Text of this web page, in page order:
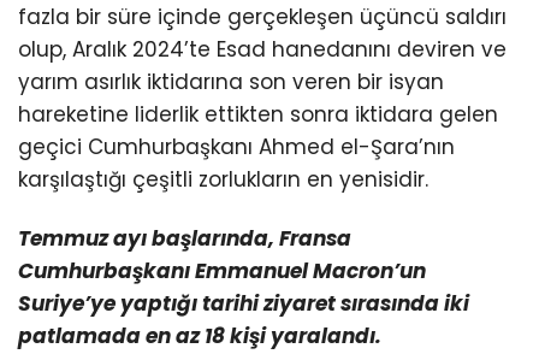
fazla bir süre içinde gerçekleşen üçüncü saldırı
olup, Aralık 2024’te Esad hanedanını deviren ve
yarım asırlık iktidarına son veren bir isyan
hareketine liderlik ettikten sonra iktidara gelen
geçici Cumhurbaşkanı Ahmed el-Şara’nın
karşılaştığı çeşitli zorlukların en yenisidir.
Temmuz ayı başlarında, Fransa
Cumhurbaşkanı Emmanuel Macron’un
Suriye’ye yaptığı tarihi ziyaretsırasında iki
patlamada en az 18 kişi yaralandı.